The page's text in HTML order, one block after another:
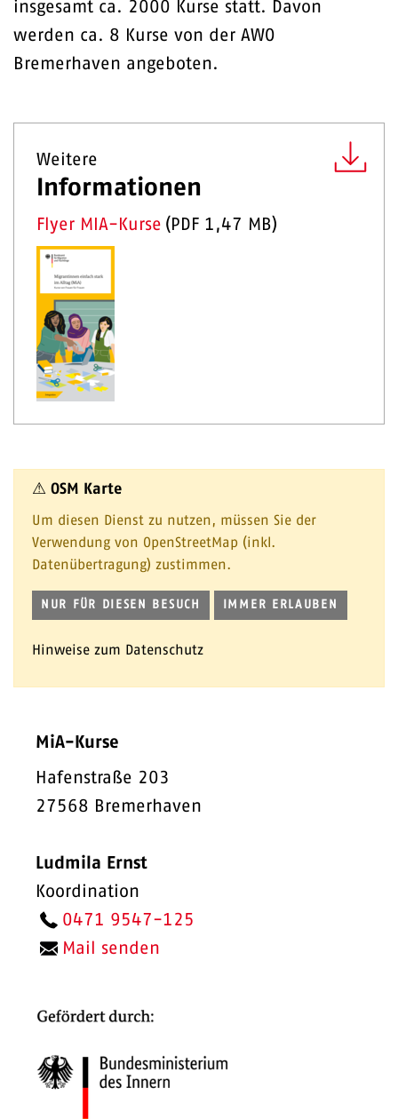
insgesamt ca. 2000 Kurse statt. Davon
werden ca. 8 Kurse von der AWO
Bremerhaven angeboten.
Weitere
Informationen
Flyer MIA-Kurse ( PDF 1,47 MB)
⚠ OSM Karte
Um diesen Dienst zu nutzen, müssen Sie der
Verwendung von OpenStreetMap (inkl.
Datenübertragung) zustimmen.
NUR FÜR DIESEN BESUCH IMMER ERLAUBEN
Hinweise zum Datenschutz
MiA-Kurse
Hafenstraße 203
27568 Bremerhaven
Ludmila Ernst
Koordination
0471 9547-125
Mail senden